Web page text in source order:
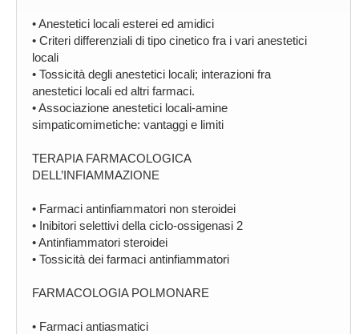
• Anestetici locali esterei ed amidici
• Criteri differenziali di tipo cinetico fra i vari anestetici
locali
• Tossicità degli anestetici locali; interazioni fra
anestetici locali ed altri farmaci.
• Associazione anestetici locali-amine
simpaticomimetiche: vantaggi e limiti
TERAPIA FARMACOLOGICA
DELL’INFIAMMAZIONE
• Farmaci antinfiammatori non steroidei
• Inibitori selettivi della ciclo-ossigenasi 2
• Antinfiammatori steroidei
• Tossicità dei farmaci antinfiammatori
FARMACOLOGIA POLMONARE
• Farmaci antiasmatici